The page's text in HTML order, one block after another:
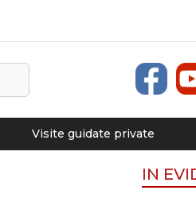
Visite guidate private
IN